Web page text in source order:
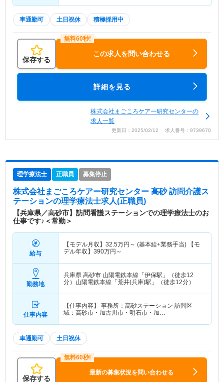
車通勤可 土日祝休 積極採用中
保存する
この求人を問い合わせる
詳細を見る
株式会社まごころケアー研究センターの
求人一覧
更新日：2025/02/12 求人番号：9739670
理学療法士 正職員 募集停止
株式会社まごころケアー研究センター 高砂 訪問介護ス
テーションの理学療法士求人(正職員)
【兵庫県／高砂市】訪問看護ステーションでの理学療法士のお
仕事です♪＜常勤＞
給与
【モデル月収】 32.5万円～ (基本給+業務手当) 【モ
デル年収】 390万円～
勤務地
兵庫県 高砂市 山陽電鉄本線「伊保駅」（徒歩12
分）山陽電鉄本線「荒井(兵庫)駅」（徒歩12分）
仕事内容
【仕事内容】 事務所：高砂ステーション 訪問区
域：高砂市・加古川市・明石市・加…
車通勤可 土日祝休
保存する
最新の募集状況を問い合わせる